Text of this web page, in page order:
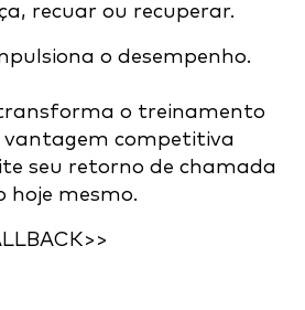
recuar ou recuperar.
o desempenho.
o treinamento
competitiva
seu retorno de chamada
hoje mesmo.